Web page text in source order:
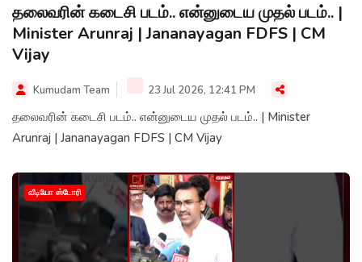
தலைவரின் கடைசி படம்.. என்னுடைய முதல் படம்.. |
Minister Arunraj | Jananayagan FDFS | CM
Vijay
Kumudam Team 23 Jul 2026, 12:41 PM
தலைவரின் கடைசி படம்.. என்னுடைய முதல் படம்.. | Minister
Arunraj | Jananayagan FDFS | CM Vijay
வீடியோ ஸ்டோரி